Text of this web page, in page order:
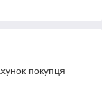
покупця